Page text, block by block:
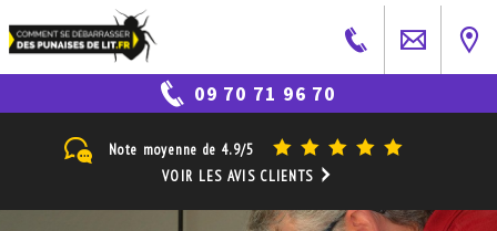
09 70 71 96 70
Note moyenne de 4.9/5
VOIR LES AVIS CLIENTS